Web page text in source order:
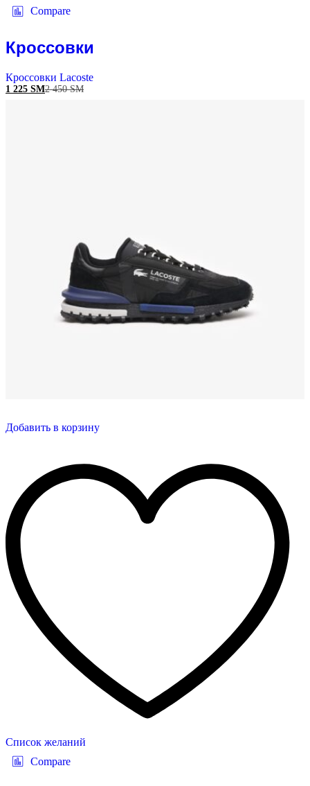
Compare
Кроссовки
Кроссовки Lacoste
1 225 ЅМ2 450ЅМ
Добавить в корзину
Список желаний
Compare